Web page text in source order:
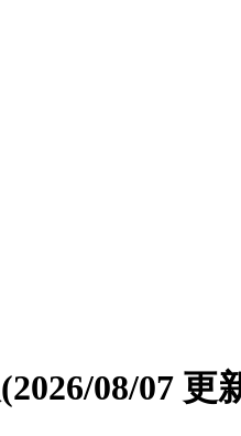
(2026/08/07 更